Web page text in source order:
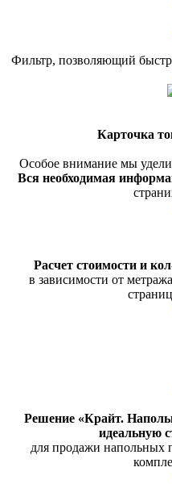
Фильтр, позволяющий
Карточка
Особое внимание мы
Вся необходимая
Расчет стоимости и
в зависимости от
Решение «Крайт.
идеальную
для продажи напольных